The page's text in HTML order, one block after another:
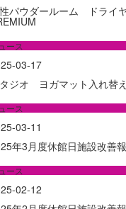
パウダールーム ドライ
ース
03-17
ジオ ヨガマット入れ替
ース
03-11
年3月度休館日施設改善
ース
02-12